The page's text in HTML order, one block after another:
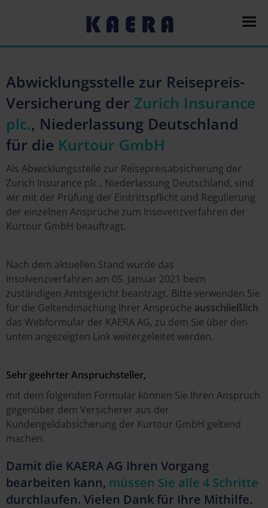
Abwicklungsstelle zur Reisepreis-
Versicherung der Zurich Insurance
plc., Niederlassung Deutschland
für die Kurtour GmbH
Als Abwicklungsstelle zur Reisepreisabsicherung der
Zurich Insurance plc., Niederlassung Deutschland, sind
wir mit der Prüfung der Eintrittspflicht und Regulierung
der einzelnen Ansprüche zum Insovenzverfahren der
Kurtour GmbH beauftragt.
Nach dem aktuellen Stand wurde das
Insolvenzverfahren am 05. Januar 2021 beim
zuständigen Amtsgericht beantragt. Bitte verwenden Sie
für die Geltendmachung Ihrer Ansprüche ausschließlich
das Webformular der KAERA AG, zu dem Sie über den
unten angezeigten Link weitergeleitet werden.
Sehr geehrter Anspruchsteller,
mit dem folgenden Formular können Sie Ihren Anspruch
gegenüber dem Versicherer aus der
Kundengeldabsicherung der Kurtour GmbH geltend
machen.
Damit die KAERA AG Ihren Vorgang
bearbeiten kann, müssen Sie alle 4 Schritte
durchlaufen. Vielen Dank für Ihre Mithilfe.